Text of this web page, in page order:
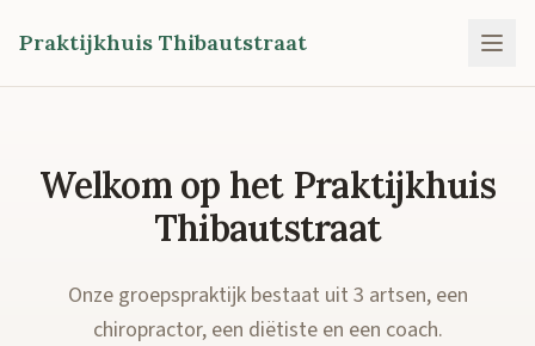
Praktijkhuis Thibautstraat
Welkom op het Praktijkhuis
Thibautstraat
Onze groepspraktijk bestaat uit 3 artsen, een
chiropractor, een diëtiste en een coach.